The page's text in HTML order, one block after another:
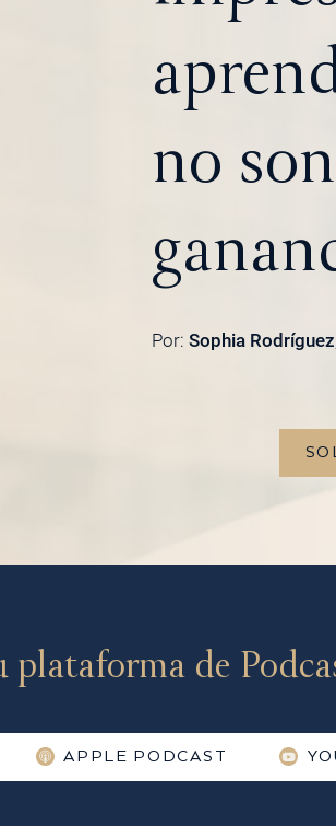
no
Por: Sophia Rodríguez
plataforma de
APPLE PODCAST